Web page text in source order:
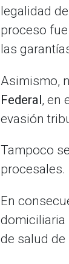
legalidad
proceso
las
Asimismo,
Federal, en
evasión
Tampoco
procesales.
En
domiciliaria
de salud